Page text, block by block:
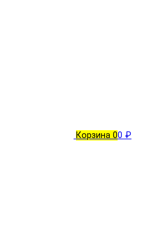
Корзина 00 ₽